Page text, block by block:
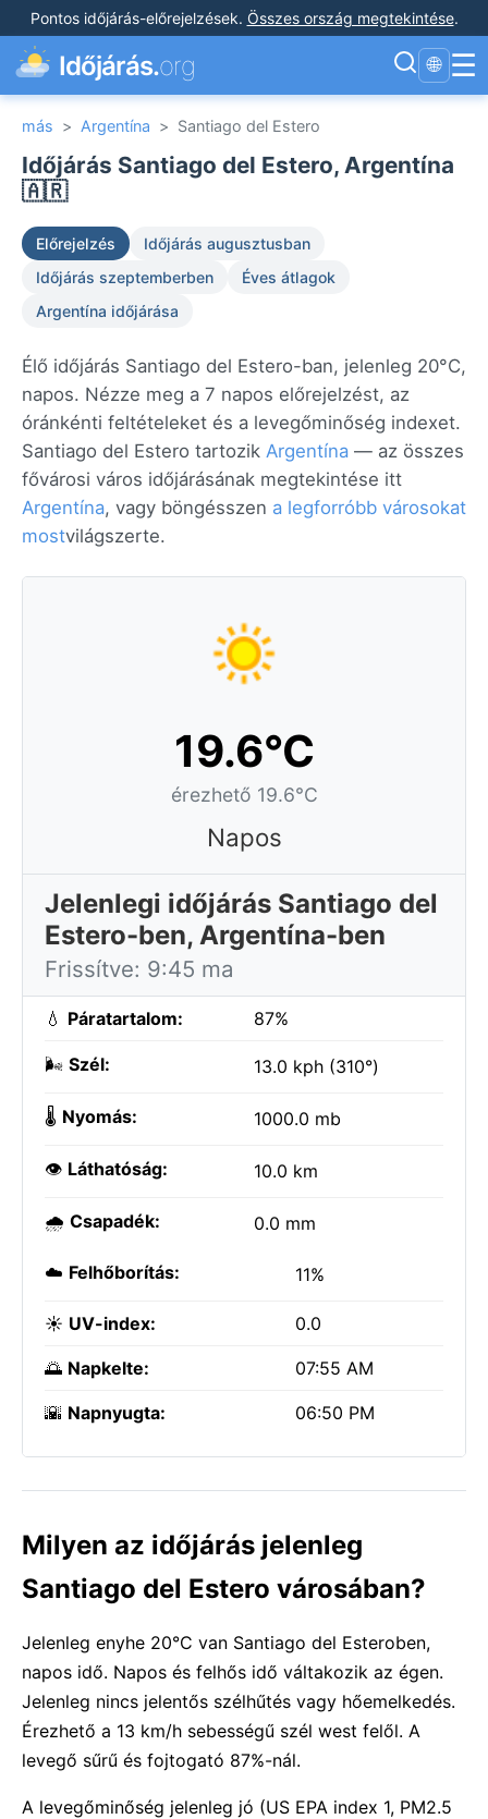
Pontos időjárás-előrejelzések. Összes ország megtekintése.
Időjárás.org 🌐 ☰
más > Argentína > Santiago del Estero
Időjárás Santiago del Estero, Argentína
🇦🇷
Előrejelzés
Időjárás augusztusban
Időjárás szeptemberben
Éves átlagok
Argentína időjárása
Élő időjárás Santiago del Estero-ban, jelenleg 20°C,
napos. Nézze meg a 7 napos előrejelzést, az
óránkénti feltételeket és a levegőminőség indexet.
Santiago del Estero tartozik Argentína — az összes
fővárosi város időjárásának megtekintése itt
Argentína, vagy böngésszen a legforróbb városokat
mostvilágszerte.
19.6°C
érezhető 19.6°C
Napos
Jelenlegi időjárás Santiago del
Estero-ben, Argentína-ben
Frissítve: 9:45 ma
💧 Páratartalom: 87%
🌬️ Szél: 13.0 kph (310°)
🌡️ Nyomás: 1000.0 mb
👁️ Láthatóság: 10.0 km
🌧️ Csapadék: 0.0 mm
☁️ Felhőborítás: 11%
☀️ UV-index: 0.0
🌅 Napkelte: 07:55 AM
🌇 Napnyugta: 06:50 PM
Milyen az időjárás jelenleg
Santiago del Estero városában?
Jelenleg enyhe 20°C van Santiago del Esteroben,
napos idő. Napos és felhős idő váltakozik az égen.
Jelenleg nincs jelentős szélhűtés vagy hőemelkedés.
Érezhető a 13 km/h sebességű szél west felől. A
levegő sűrű és fojtogató 87%-nál.
A levegőminőség jelenleg jó (US EPA index 1, PM2.5